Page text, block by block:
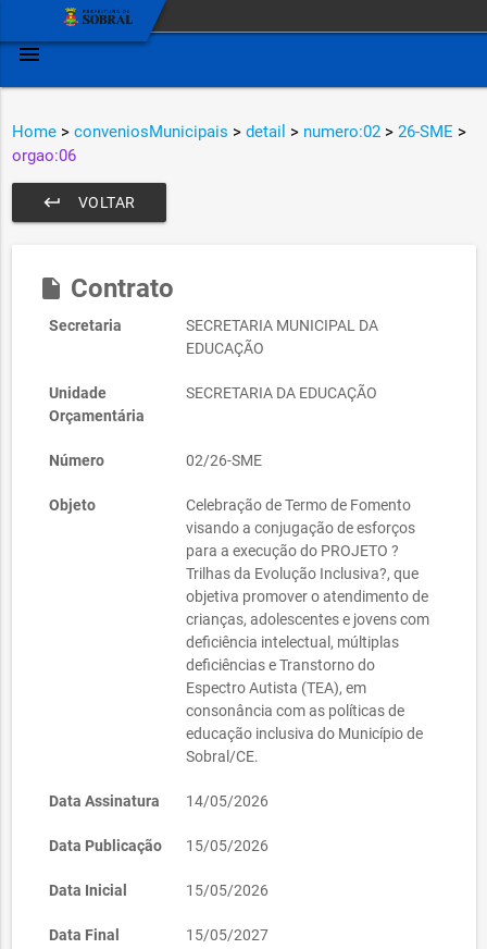
menu
Home > conveniosMunicipais > detail > numero:02 > 26-SME >
orgao:06
VOLTAR
keyboard_return
insert_drive_file Contrato
Secretaria
SECRETARIA MUNICIPAL DA
EDUCAÇÃO
Unidade
Orçamentária
SECRETARIA DA EDUCAÇÃO
Número 02/26-SME
Objeto
Celebração de Termo de Fomento
visando a conjugação de esforços
para a execução do PROJETO ?
Trilhas da Evolução Inclusiva?, que
objetiva promover o atendimento de
crianças, adolescentes e jovens com
deficiência intelectual, múltiplas
deficiências e Transtorno do
Espectro Autista (TEA), em
consonância com as políticas de
educação inclusiva do Município de
Sobral/CE.
Data Assinatura 14/05/2026
Data Publicação 15/05/2026
Data Inicial 15/05/2026
Data Final 15/05/2027